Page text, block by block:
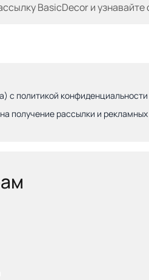
BasicDecor и узнавайте
с политикой конфиденциальности
получение рассылки и